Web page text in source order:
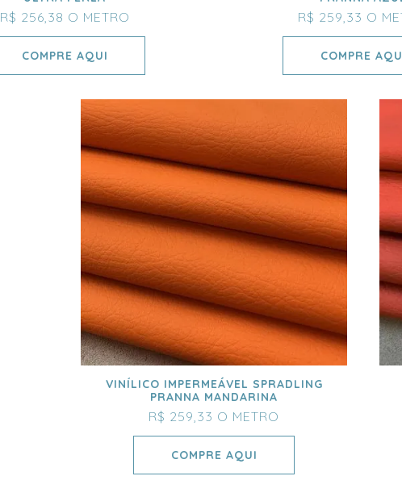
R$ 256,38 O METRO
COMPRE AQUI
R$ 259,33 O
COMPRE
VINÍLICO IMPERMEÁVEL SPRADLING
PRANNA MANDARINA
R$ 259,33 O METRO
COMPRE AQUI